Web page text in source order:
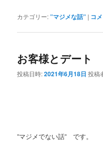
カテゴリー:”マジメな話” | コ
お客様とデート
投稿日時:2021年6月18日 投稿
”マジメでない話” です。